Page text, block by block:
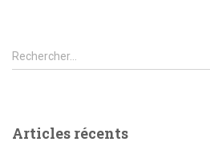
R
e
r
Rechercher…
Articles récents